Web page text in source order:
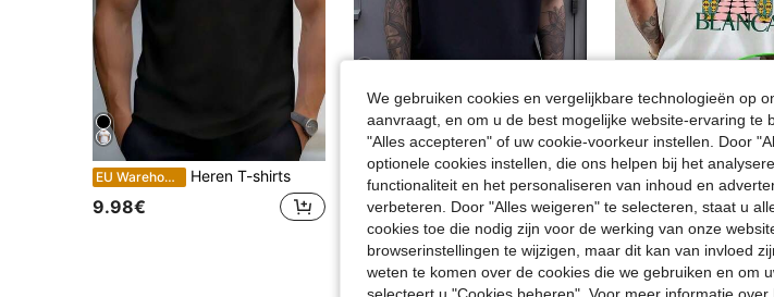
EU Warehouse Heren T-shirts
9.98€
Bespaar 2.28€
EU Warehouse -27% Vintage zwart-wit-rood rechthoekig grafisch T-shirt, urban moderne stijl, casual top voor heren.
5.97€ 8.25€
10
EU Warehouse Heren
31.98€
We gebruiken cookies en vergelijkbare technologieën op
aanvraagt, en om u de best mogelijke website-ervaring te
"Alles accepteren" of uw cookie-voorkeur instellen. Door
optionele cookies instellen, die ons helpen bij het
functionaliteit en het personaliseren van inhoud en
verbeteren. Door "Alles weigeren" te selecteren, staat u
cookies toe die nodig zijn voor de werking van onze
browserinstellingen te wijzigen, maar dit kan van invloed
weten te komen over de cookies die we gebruiken en om